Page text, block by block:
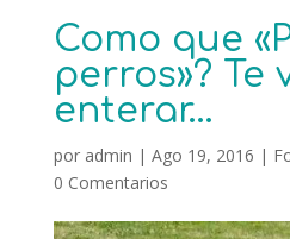
Como que
perros»? Te
enterar…
por admin | Ago 19, 2016 |
0 Comentarios